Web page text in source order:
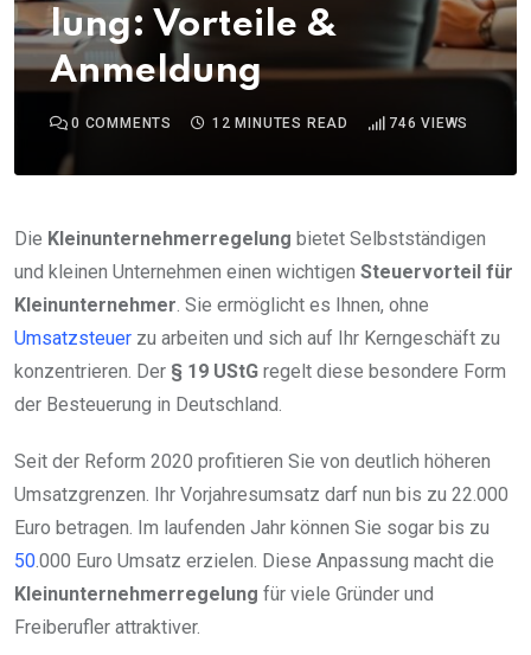
lung: Vorteile &
Anmeldung
0 COMMENTS 12 MINUTES READ 746 VIEWS
Die Kleinunternehmerregelung bietet Selbstständigen
und kleinen Unternehmen einen wichtigen Steuervorteil für
Kleinunternehmer. Sie ermöglicht es Ihnen, ohne
Umsatzsteuer zu arbeiten und sich auf Ihr Kerngeschäft zu
konzentrieren. Der § 19 UStG regelt diese besondere Form
der Besteuerung in Deutschland.
Seit der Reform 2020 profitieren Sie von deutlich höheren
Umsatzgrenzen. Ihr Vorjahresumsatz darf nun bis zu 22.000
Euro betragen. Im laufenden Jahr können Sie sogar bis zu
50.000 Euro Umsatz erzielen. Diese Anpassung macht die
Kleinunternehmerregelung für viele Gründer und
Freiberufler attraktiver.